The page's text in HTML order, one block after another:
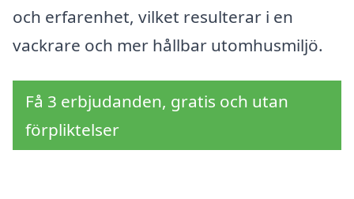
och erfarenhet, vilket resulterar i en
vackrare och mer hållbar utomhusmiljö.
Få 3 erbjudanden, gratis och utan
förpliktelser